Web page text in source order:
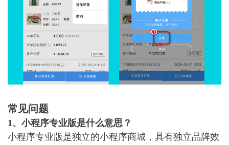
常见问题
1、小程序专业版是什么意思？
小程序专业版是独立的小程序商城，具有独立品牌效